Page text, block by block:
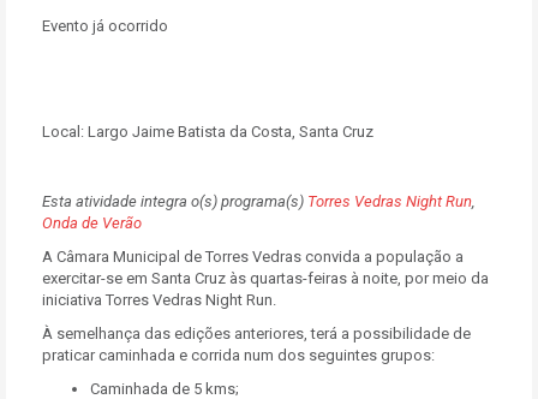
Evento já ocorrido
Local: Largo Jaime Batista da Costa, Santa Cruz
Esta atividade integra o(s) programa(s) Torres Vedras Night Run,
Onda de Verão
A Câmara Municipal de Torres Vedras convida a população a
exercitar-se em Santa Cruz às quartas-feiras à noite, por meio da
iniciativa Torres Vedras Night Run.
À semelhança das edições anteriores, terá a possibilidade de
praticar caminhada e corrida num dos seguintes grupos:
Caminhada de 5 kms;